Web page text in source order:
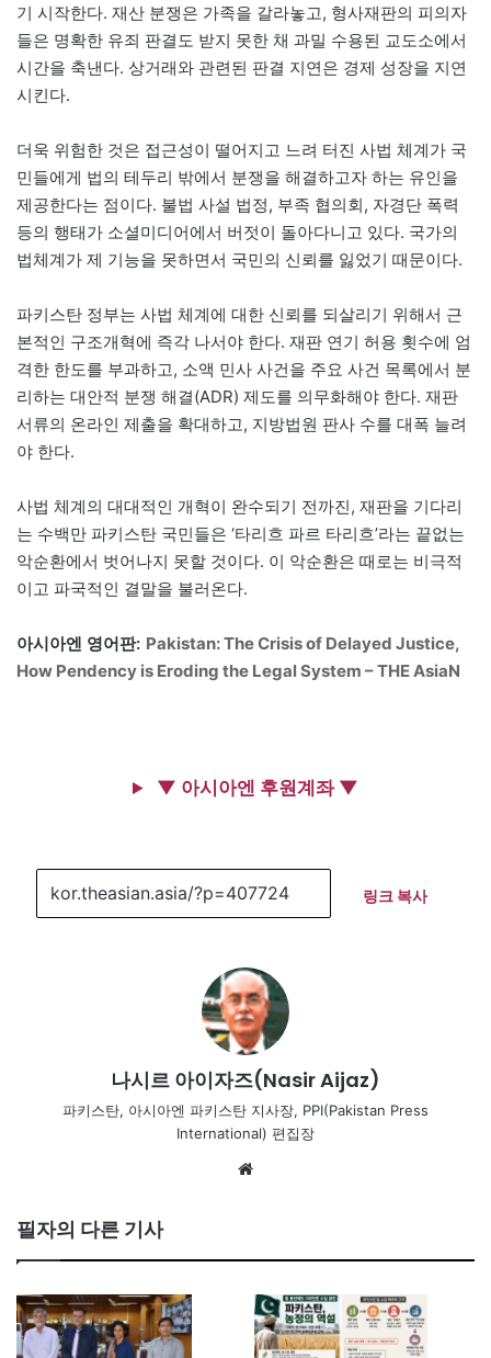
기 시작한다. 재산 분쟁은 가족을 갈라놓고, 형사재판의 피의자
들은 명확한 유죄 판결도 받지 못한 채 과밀 수용된 교도소에서
시간을 축낸다. 상거래와 관련된 판결 지연은 경제 성장을 지연
시킨다.
더욱 위험한 것은 접근성이 떨어지고 느려 터진 사법 체계가 국
민들에게 법의 테두리 밖에서 분쟁을 해결하고자 하는 유인을
제공한다는 점이다. 불법 사설 법정, 부족 협의회, 자경단 폭력
등의 행태가 소셜미디어에서 버젓이 돌아다니고 있다. 국가의
법체계가 제 기능을 못하면서 국민의 신뢰를 잃었기 때문이다.
파키스탄 정부는 사법 체계에 대한 신뢰를 되살리기 위해서 근
본적인 구조개혁에 즉각 나서야 한다. 재판 연기 허용 횟수에 엄
격한 한도를 부과하고, 소액 민사 사건을 주요 사건 목록에서 분
리하는 대안적 분쟁 해결(ADR) 제도를 의무화해야 한다. 재판
서류의 온라인 제출을 확대하고, 지방법원 판사 수를 대폭 늘려
야 한다.
사법 체계의 대대적인 개혁이 완수되기 전까진, 재판을 기다리
는 수백만 파키스탄 국민들은 ‘타리흐 파르 타리흐’라는 끝없는
악순환에서 벗어나지 못할 것이다. 이 악순환은 때로는 비극적
이고 파국적인 결말을 불러온다.
아시아엔 영어판: Pakistan: The Crisis of Delayed Justice,
How Pendency is Eroding the Legal System – THE AsiaN
▼ 아시아엔 후원계좌 ▼
링크 복사
나시르 아이자즈(Nasir Aijaz)
파키스탄, 아시아엔 파키스탄 지사장, PPI(Pakistan Press
International) 편집장
필자의 다른 기사